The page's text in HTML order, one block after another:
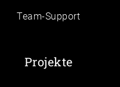
Team-Support
Projekte